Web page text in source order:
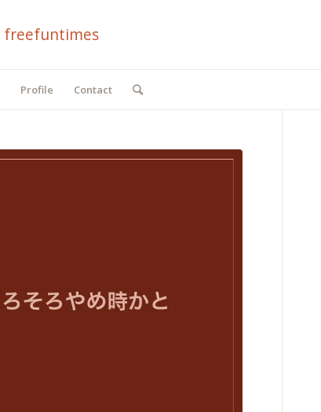
freefuntimes
Profile Contact